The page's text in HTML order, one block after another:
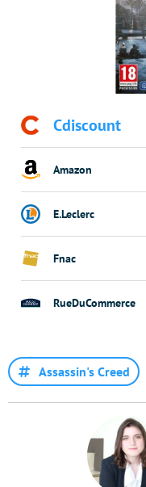
Cdiscount
Amazon
E.Leclerc
Fnac
RueDuCommerce
Assassin's Creed